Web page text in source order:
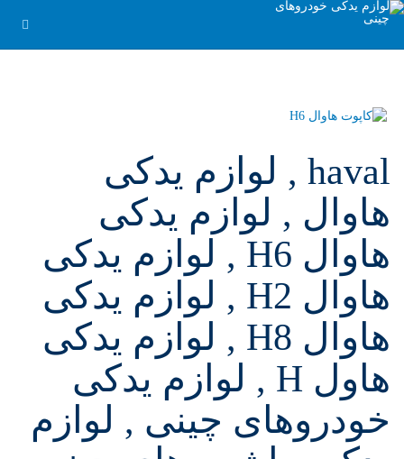
haval , لوازم یدکی
هاوال , لوازم یدکی
هاوال H6 , لوازم یدکی
هاوال H2 , لوازم یدکی
هاوال H8 , لوازم یدکی
هاول H , لوازم یدکی
خودروهای چینی , لوازم